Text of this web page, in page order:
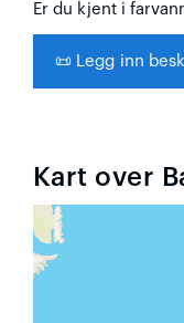
Er du kjent i
📜 Legg inn
Kart over